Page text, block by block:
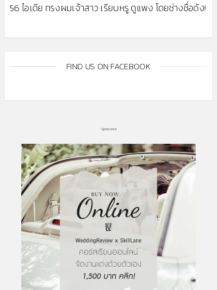
56 ไอเดีย ทรงผมเจ้าสาว เรียบหรู ดูแพง โดยช่างชื่อดัง!
FIND US ON FACEBOOK
Sponsored